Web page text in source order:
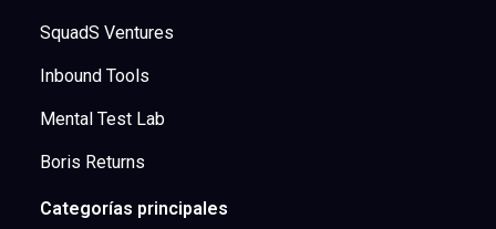
SquadS Ventures
Inbound Tools
Mental Test Lab
Boris Returns
Categorías principales